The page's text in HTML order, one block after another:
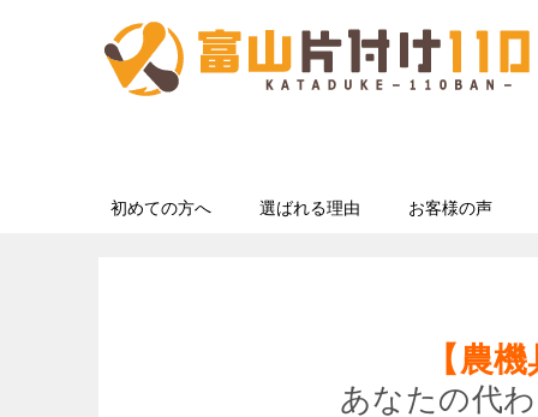
初めての方へ 選ばれる理由 お客様の声
【農
あなたの代